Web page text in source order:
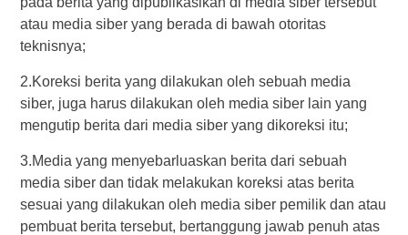
atau media siber yang berada di bawah otoritas
teknisnya;
2.Koreksi berita yang dilakukan oleh sebuah media
siber, juga harus dilakukan oleh media siber lain yang
mengutip berita dari media siber yang dikoreksi itu;
3.Media yang menyebarluaskan berita dari sebuah
media siber dan tidak melakukan koreksi atas berita
sesuai yang dilakukan oleh media siber pemilik dan atau
pembuat berita tersebut, bertanggung jawab penuh atas